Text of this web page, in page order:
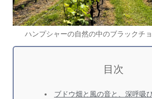
ハンプシャーの自然の中のブラックチ
目次
ブドウ畑と風の音と、深呼吸